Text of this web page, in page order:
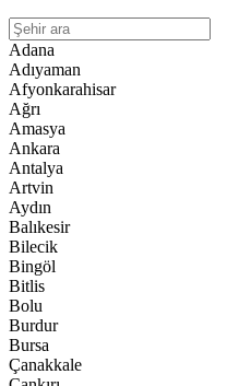
Adana
Adıyaman
Afyonkarahisar
Ağrı
Amasya
Ankara
Antalya
Artvin
Aydın
Balıkesir
Bilecik
Bingöl
Bitlis
Bolu
Burdur
Bursa
Çanakkale